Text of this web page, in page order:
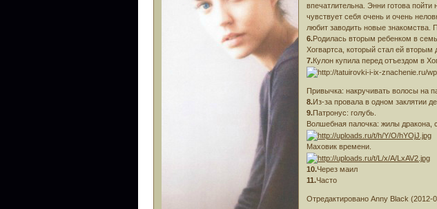
впечатлительна. Энни готова
чувствует себя очень и очень
любит заводить новые знакомства.
6.Родилась вторым ребенком в
Хогвартса, который стал ей вторым
7.Кулон купила перед отъездом в
Привычка: накручивать волосы на
8.Из-за провала в одном заклятии
9.Патронус: голубь.
Волшебная палочка: жилы дракона,
Маховик времени.
10.Через маил
11.Часто
Отредактировано Anny Black (2012-